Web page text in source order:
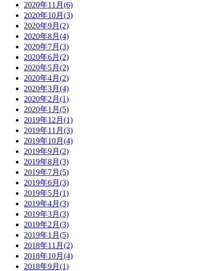
2020年11月(6)
2020年10月(3)
2020年9月(2)
2020年8月(4)
2020年7月(3)
2020年6月(2)
2020年5月(2)
2020年4月(2)
2020年3月(4)
2020年2月(1)
2020年1月(5)
2019年12月(1)
2019年11月(3)
2019年10月(4)
2019年9月(2)
2019年8月(3)
2019年7月(5)
2019年6月(3)
2019年5月(1)
2019年4月(3)
2019年3月(3)
2019年2月(3)
2019年1月(5)
2018年11月(2)
2018年10月(4)
2018年9月(1)